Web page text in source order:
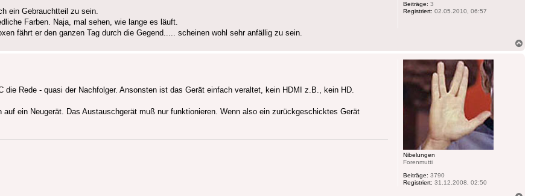
Beiträge: 3
Registriert: 02.05.2010, 06:57
ein Gebrauchtteil zu sein.
Farben. Naja, mal sehen, wie lange es läuft.
fährt er den ganzen Tag durch die Gegend..... scheinen wohl sehr anfällig zu sein.
Nibelungen
Forenmutti
Beiträge: 3790
Registriert: 31.12.2008, 02:50
Rede - quasi der Nachfolger. Ansonsten ist das Gerät einfach veraltet, kein HDMI z.B., kein HD.
ein Neugerät. Das Austauschgerät muß nur funktionieren. Wenn also ein zurückgeschicktes Gerät